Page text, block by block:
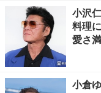
小沢
料理
愛さ
小倉